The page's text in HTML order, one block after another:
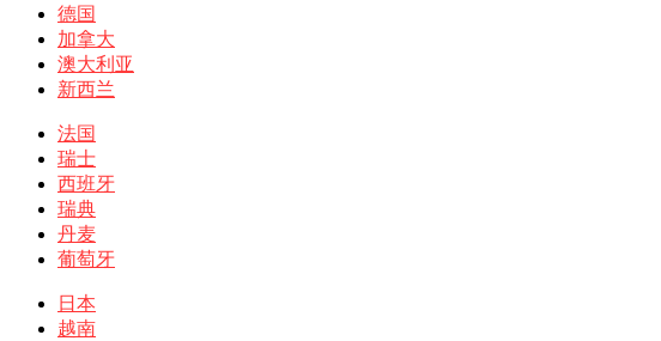
德国
加拿大
澳大利亚
新西兰
法国
瑞士
西班牙
瑞典
丹麦
葡萄牙
日本
越南